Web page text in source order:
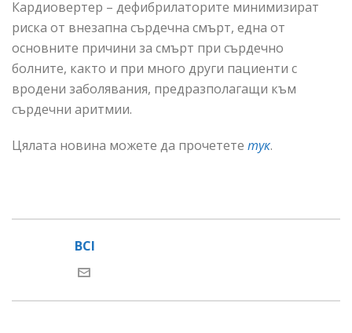
Кардиовертер – дефибрилаторите минимизират
риска от внезапна сърдечна смърт, една от
основните причини за смърт при сърдечно
болните, както и при много други пациенти с
вродени заболявания, предразполагащи към
сърдечни аритмии.
Цялата новина можете да прочетете тук.
BCI